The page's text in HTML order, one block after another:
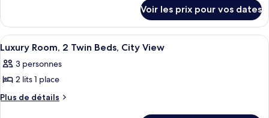
de
chambre :
Luxury
Room
Lake
King
le
type
de
chambre
Luxury
Room
View
Voir les prix pour vos dates
Afficher
toutes
les
photos
pour
Literie de qualité supérieure,
4
Luxury Room, 2 Twin Beds, City View
3 personnes
2 lits 1 place
Plus de détails
Plus